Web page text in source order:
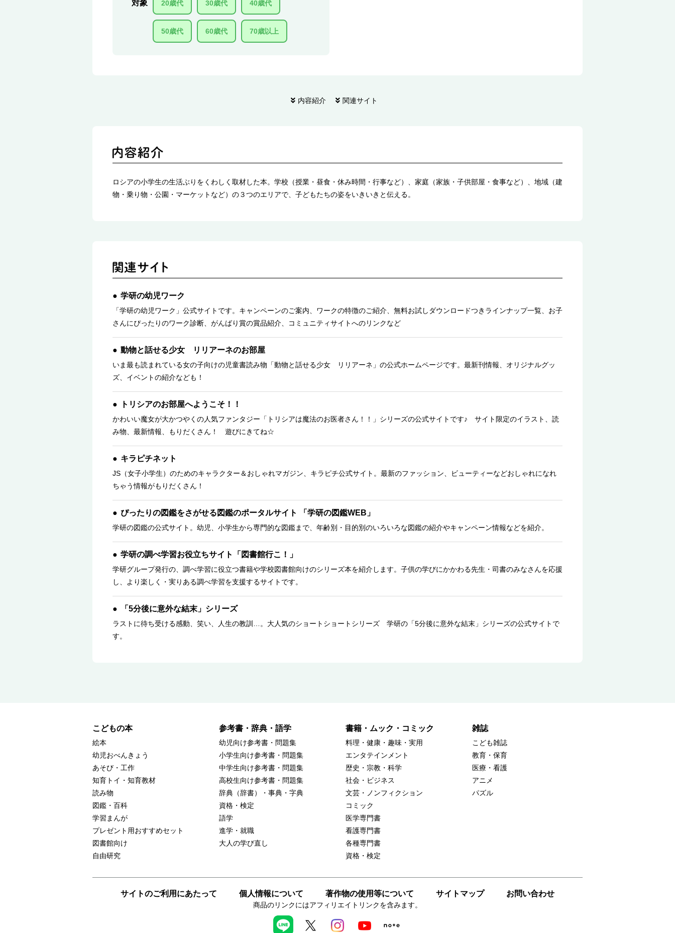
対象 20歳代 30歳代 40歳代
50歳代 60歳代 70歳以上
内容紹介 関連サイト
ロシアの小学生の生活ぶりをくわしく取材した本。学校（授業・昼食・休み時間・行事など）、家庭（家族・子供部屋・食事など）、地域（建
物・乗り物・公園・マーケットなど）の３つのエリアで、子どもたちの姿をいきいきと伝える。
学研の幼児ワーク
「学研の幼児ワーク」公式サイトです。キャンペーンのご案内、ワークの特徴のご紹介、無料お試しダウンロードつきラインナップ一覧、お子
さんにぴったりのワーク診断、がんばり賞の賞品紹介、コミュニティサイトへのリンクなど
動物と話せる少女 リリアーネのお部屋
いま最も読まれている女の子向けの児童書読み物「動物と話せる少女 リリアーネ」の公式ホームページです。最新刊情報、オリジナルグッ
ズ、イベントの紹介なども！
トリシアのお部屋へようこそ！！
かわいい魔女が大かつやくの人気ファンタジー「トリシアは魔法のお医者さん！！」シリーズの公式サイトです♪ サイト限定のイラスト、読
み物、最新情報、もりだくさん！ 遊びにきてね☆
キラピチネット
JS（女子小学生）のためのキャラクター＆おしゃれマガジン、キラピチ公式サイト。最新のファッション、ビューティーなどおしゃれになれ
ちゃう情報がもりだくさん！
ぴったりの図鑑をさがせる図鑑のポータルサイト 「学研の図鑑WEB」
学研の図鑑の公式サイト。幼児、小学生から専門的な図鑑まで、年齢別・目的別のいろいろな図鑑の紹介やキャンペーン情報などを紹介。
学研の調べ学習お役立ちサイト「図書館行こ！」
学研グループ発行の、調べ学習に役立つ書籍や学校図書館向けのシリーズ本を紹介します。子供の学びにかかわる先生・司書のみなさんを応援
し、より楽しく・実りある調べ学習を支援するサイトです。
「5分後に意外な結末」シリーズ
ラストに待ち受ける感動、笑い、人生の教訓…。大人気のショートショートシリーズ 学研の「5分後に意外な結末」シリーズの公式サイトで
す。
こどもの本
絵本
幼児おべんきょう
あそび・工作
知育トイ・知育教材
読み物
図鑑・百科
学習まんが
プレゼント用おすすめセット
図書館向け
自由研究
参考書・辞典・語学
幼児向け参考書・問題集
小学生向け参考書・問題集
中学生向け参考書・問題集
高校生向け参考書・問題集
辞典（辞書）・事典・字典
資格・検定
語学
進学・就職
大人の学び直し
書籍・ムック・コミック
料理・健康・趣味・実用
エンタテインメント
歴史・宗教・科学
社会・ビジネス
文芸・ノンフィクション
コミック
医学専門書
看護専門書
各種専門書
資格・検定
雑誌
こども雑誌
教育・保育
医療・看護
アニメ
パズル
サイトのご利用にあたって 個人情報について 著作物の使用等について サイトマップ お問い合わせ
商品のリンクにはアフィリエイトリンクを含みます。